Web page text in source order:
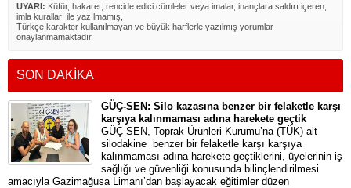
UYARI: Küfür, hakaret, rencide edici cümleler veya imalar, inançlara saldırı içeren,
imla kuralları ile yazılmamış,
Türkçe karakter kullanılmayan ve büyük harflerle yazılmış yorumlar
onaylanmamaktadır.
SON DAKİKA
GÜÇ-SEN: Silo kazasına benzer bir felaketle karşı
karşıya kalınmaması adına harekete geçtik
GÜÇ-SEN, Toprak Ürünleri Kurumu’na (TÜK) ait
silodakine benzer bir felaketle karşı karşıya
kalınmaması adına harekete geçtiklerini, üyelerinin iş
sağlığı ve güvenliği konusunda bilinçlendirilmesi
amacıyla Gazimağusa Limanı’dan başlayacak eğitimler düzen